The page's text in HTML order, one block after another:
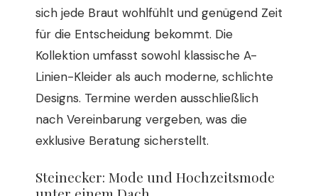
sich jede Braut wohlfühlt und genügend Zeit
für die Entscheidung bekommt. Die
Kollektion umfasst sowohl klassische A-
Linien-Kleider als auch moderne, schlichte
Designs. Termine werden ausschließlich
nach Vereinbarung vergeben, was die
exklusive Beratung sicherstellt.
Steinecker: Mode und Hochzeitsmode